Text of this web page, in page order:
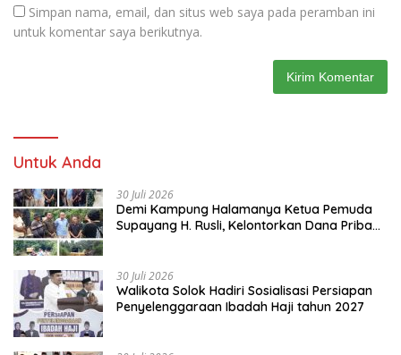
Simpan nama, email, dan situs web saya pada peramban ini
untuk komentar saya berikutnya.
Untuk Anda
30 Juli 2026
Demi Kampung Halamanya Ketua Pemuda
Supayang H. Rusli, Kelontorkan Dana Pribadi
30 Juli 2026
Walikota Solok Hadiri Sosialisasi Persiapan
Penyelenggaraan Ibadah Haji tahun 2027